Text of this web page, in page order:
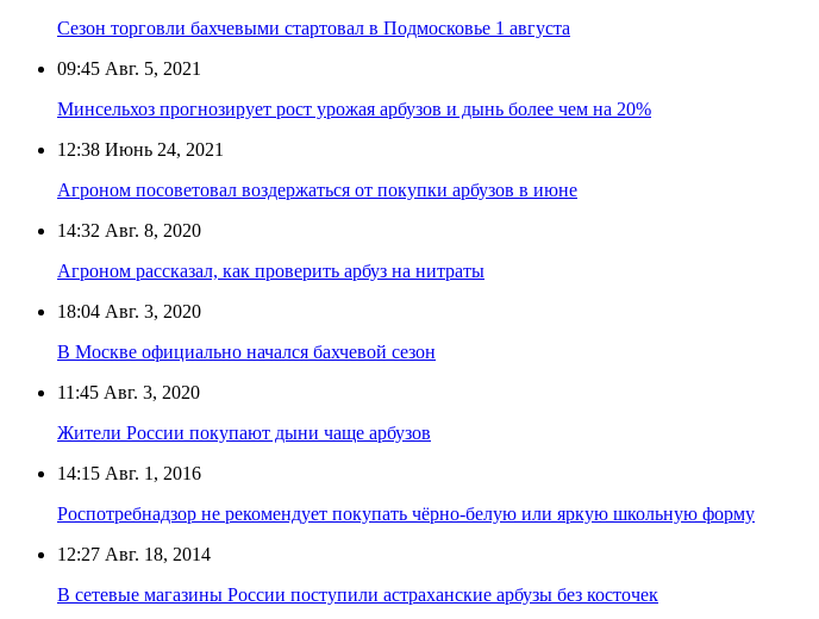
Сезон торговли бахчевыми стартовал в Подмосковье 1 августа
09:45 Авг. 5, 2021
Минсельхоз прогнозирует рост урожая арбузов и дынь более чем на 20%
12:38 Июнь 24, 2021
Агроном посоветовал воздержаться от покупки арбузов в июне
14:32 Авг. 8, 2020
Агроном рассказал, как проверить арбуз на нитраты
18:04 Авг. 3, 2020
В Москве официально начался бахчевой сезон
11:45 Авг. 3, 2020
Жители России покупают дыни чаще арбузов
14:15 Авг. 1, 2016
Роспотребнадзор не рекомендует покупать чёрно-белую или яркую школьную форму
12:27 Авг. 18, 2014
В сетевые магазины России поступили астраханские арбузы без косточек